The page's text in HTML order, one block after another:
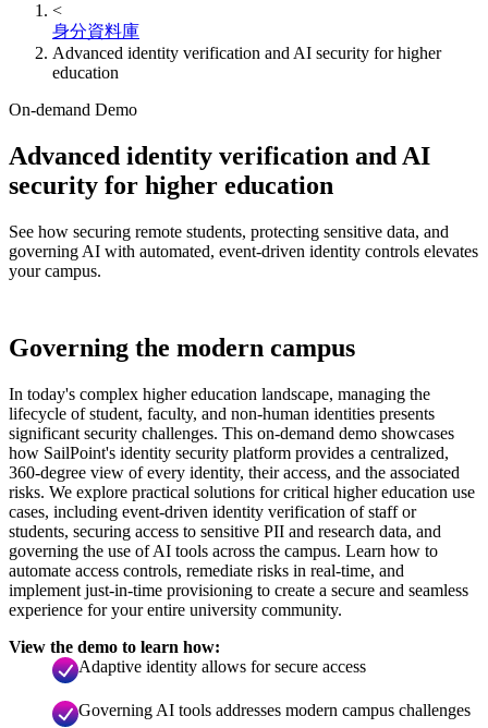
<
身分資料庫
Advanced identity verification and AI security for higher
education
On-demand Demo
Advanced identity verification and AI
security for higher education
See how securing remote students, protecting sensitive data, and
governing AI with automated, event-driven identity controls elevates
your campus.
Governing the modern campus
In today's complex higher education landscape, managing the
lifecycle of student, faculty, and non-human identities presents
significant security challenges. This on-demand demo showcases
how SailPoint's identity security platform provides a centralized,
360-degree view of every identity, their access, and the associated
risks. We explore practical solutions for critical higher education use
cases, including event-driven identity verification of staff or
students, securing access to sensitive PII and research data, and
governing the use of AI tools across the campus. Learn how to
automate access controls, remediate risks in real-time, and
implement just-in-time provisioning to create a secure and seamless
experience for your entire university community.
View the demo to learn how:
Adaptive identity allows for secure access
Governing AI tools addresses modern campus challenges